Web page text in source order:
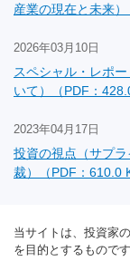
産業の現在と未来）
2026年03月10日
スペシャル・レポ
いて）（PDF：
2023年04月17日
投資の視点（サプ
裁）（PDF：610.0
当サイトは、投資家
を目的とするものです